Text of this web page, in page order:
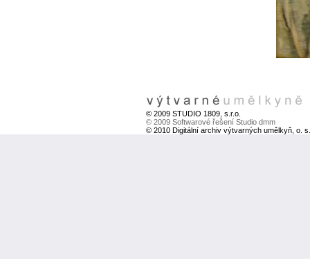
© 2009 STUDIO 1809, s.r.o.
© 2009 Softwarové řešení Studio dmm
© 2010 Digitální archiv výtvarných umělkyň, o. s.